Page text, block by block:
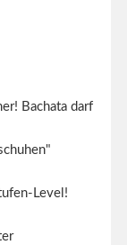
Bachata darf
Level!